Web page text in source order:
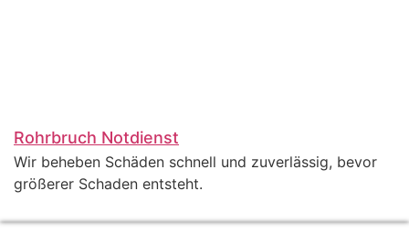
Rohrbruch Notdienst
Wir beheben Schäden schnell und zuverlässig, bevor
größerer Schaden entsteht.